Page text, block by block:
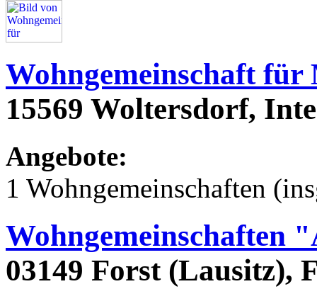
Wohngemeinschaft für
15569 Woltersdorf,
Angebote:
1 Wohngemeinschaften
Wohngemeinschaften
03149 Forst (Lausitz),